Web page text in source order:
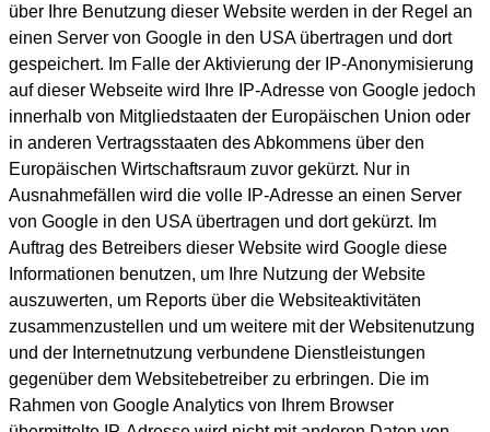
über Ihre Benutzung dieser Website werden in der Regel an
einen Server von Google in den USA übertragen und dort
gespeichert. Im Falle der Aktivierung der IP-Anonymisierung
auf dieser Webseite wird Ihre IP-Adresse von Google jedoch
innerhalb von Mitgliedstaaten der Europäischen Union oder
in anderen Vertragsstaaten des Abkommens über den
Europäischen Wirtschaftsraum zuvor gekürzt. Nur in
Ausnahmefällen wird die volle IP-Adresse an einen Server
von Google in den USA übertragen und dort gekürzt. Im
Auftrag des Betreibers dieser Website wird Google diese
Informationen benutzen, um Ihre Nutzung der Website
auszuwerten, um Reports über die Websiteaktivitäten
zusammenzustellen und um weitere mit der Websitenutzung
und der Internetnutzung verbundene Dienstleistungen
gegenüber dem Websitebetreiber zu erbringen. Die im
Rahmen von Google Analytics von Ihrem Browser